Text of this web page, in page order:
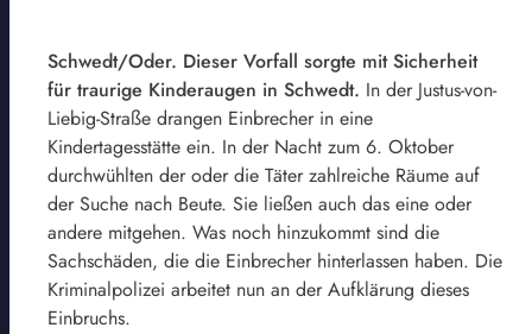
Schwedt/Oder. Dieser Vorfall sorgte mit Sicherheit
für traurige Kinderaugen in Schwedt. In der Justus-von-
Liebig-Straße drangen Einbrecher in eine
Kindertagesstätte ein. In der Nacht zum 6. Oktober
durchwühlten der oder die Täter zahlreiche Räume auf
der Suche nach Beute. Sie ließen auch das eine oder
andere mitgehen. Was noch hinzukommt sind die
Sachschäden, die die Einbrecher hinterlassen haben. Die
Kriminalpolizei arbeitet nun an der Aufklärung dieses
Einbruchs.